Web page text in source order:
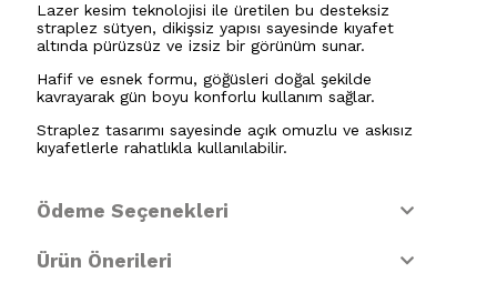
Lazer kesim teknolojisi ile üretilen bu desteksiz
straplez sütyen, dikişsiz yapısı sayesinde kıyafet
altında pürüzsüz ve izsiz bir görünüm sunar.
Hafif ve esnek formu, göğüsleri doğal şekilde
kavrayarak gün boyu konforlu kullanım sağlar.
Straplez tasarımı sayesinde açık omuzlu ve askısız
kıyafetlerle rahatlıkla kullanılabilir.
Ödeme Seçenekleri
Ürün Önerileri